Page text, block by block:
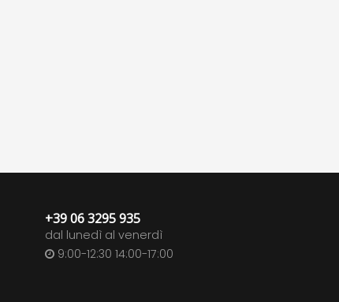
+39 06 3295 935
dal lunedì al venerdì
9:00-12:30 14:00-17:00